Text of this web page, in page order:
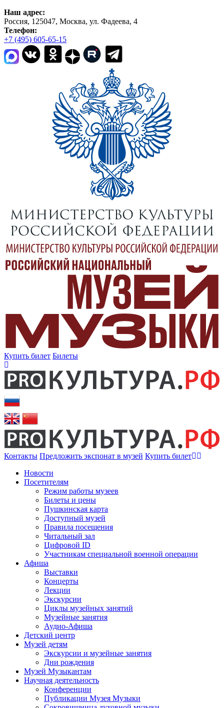
Наш адрес:
Россия, 125047, Москва, ул. Фадеева, 4
Телефон:
+7 (495) 605-65-15
Купить билет Билеты
Контакты Предложить экспонат в музей Купить билет
Новости
Посетителям
Режим работы музеев
Билеты и цены
Пушкинская карта
Доступный музей
Правила посещения
Читальный зал
Цифровой ID
Участникам специальной военной операции
Афиша
Выставки
Концерты
Лекции
Экскурсии
Циклы музейных занятий
Музейные занятия
Аудио-Афиша
Детский центр
Музей детям
Экскурсии и музейные занятия
Дни рождения
Музей Музыкантам
Научная деятельность
Конференции
Публикации Музея Музыки